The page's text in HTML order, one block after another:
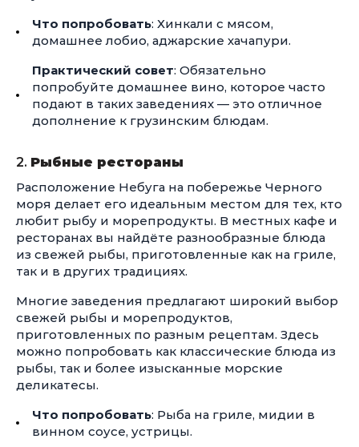
Что попробовать: Хинкали с мясом,
домашнее лобио, аджарские хачапури.
Практический совет: Обязательно
попробуйте домашнее вино, которое часто
подают в таких заведениях — это отличное
дополнение к грузинским блюдам.
2. Рыбные рестораны
Расположение Небуга на побережье Черного
моря делает его идеальным местом для тех, кто
любит рыбу и морепродукты. В местных кафе и
ресторанах вы найдёте разнообразные блюда
из свежей рыбы, приготовленные как на гриле,
так и в других традициях.
Многие заведения предлагают широкий выбор
свежей рыбы и морепродуктов,
приготовленных по разным рецептам. Здесь
можно попробовать как классические блюда из
рыбы, так и более изысканные морские
деликатесы.
Что попробовать: Рыба на гриле, мидии в
винном соусе, устрицы.